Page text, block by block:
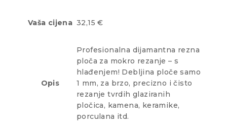
Vaša cijena 32,15 €
Opis
Profesionalna dijamantna rezna
ploča za mokro rezanje – s
hlađenjem! Debljina ploče samo
1 mm, za brzo, precizno i čisto
rezanje tvrdih glaziranih
pločica, kamena, keramike,
porculana itd.